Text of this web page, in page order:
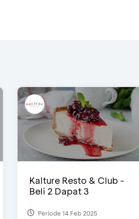
Kalture Resto & Club -
Beli 2 Dapat 3
Periode 14 Feb 2025